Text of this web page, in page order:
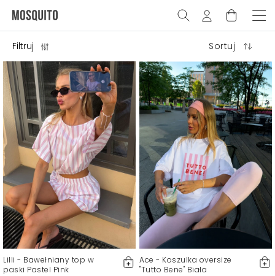
Filtruj Sortuj
Lilli - Bawełniany top w
paski Pastel Pink
Ace - Koszulka oversize
"Tutto Bene" Biała